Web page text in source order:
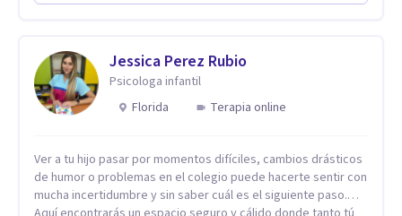
Jessica Perez Rubio
Psicologa infantil
Florida
Terapia online
Ver a tu hijo pasar por momentos difíciles, cambios drásticos
de humor o problemas en el colegio puede hacerte sentir con
mucha incertidumbre y sin saber cuál es el siguiente paso.